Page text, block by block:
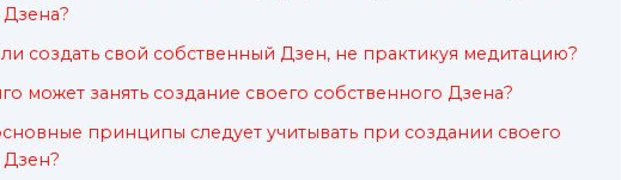
создать свой собственный Дзен, не практикуя медитацию?
может занять создание своего собственного Дзена?
принципы следует учитывать при создании своего
Дзен?